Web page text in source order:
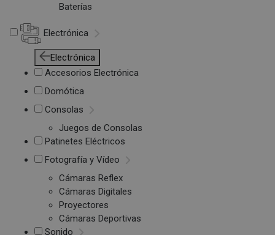
Baterías
Electrónica
Electrónica
Accesorios Electrónica
Domótica
Consolas
Juegos de Consolas
Patinetes Eléctricos
Fotografía y Vídeo
Cámaras Reflex
Cámaras Digitales
Proyectores
Cámaras Deportivas
Sonido